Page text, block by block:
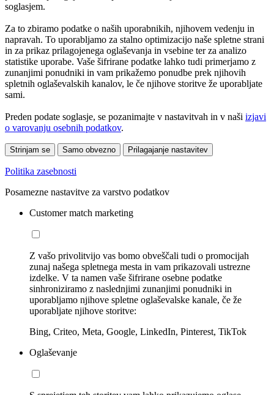
soglasjem.
Za to zbiramo podatke o naših uporabnikih, njihovem vedenju in
napravah. To uporabljamo za stalno optimizacijo naše spletne strani
in za prikaz prilagojenega oglaševanja in vsebine ter za analizo
statistike uporabe. Vaše šifrirane podatke lahko tudi primerjamo z
zunanjimi ponudniki in vam prikažemo ponudbe prek njihovih
spletnih oglaševalskih kanalov, le če njihove storitve že uporabljate
sami.
Preden podate soglasje, se pozanimajte v nastavitvah in v naši izjavi
o varovanju osebnih podatkov.
Strinjam se Samo obvezno Prilagajanje nastavitev
Politika zasebnosti
Posamezne nastavitve za varstvo podatkov
Customer match marketing
Z vašo privolitvijo vas bomo obveščali tudi o promocijah
zunaj našega spletnega mesta in vam prikazovali ustrezne
izdelke. V ta namen vaše šifrirane osebne podatke
sinhroniziramo z naslednjimi zunanjimi ponudniki in
uporabljamo njihove spletne oglaševalske kanale, če že
uporabljate njihove storitve:
Bing, Criteo, Meta, Google, LinkedIn, Pinterest, TikTok
Oglaševanje